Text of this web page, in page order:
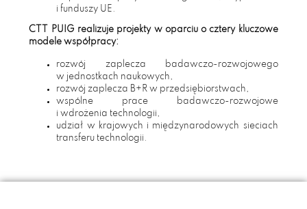
i funduszy UE.
CTT PUIG realizuje projekty w oparciu o cztery kluczowe
modele współpracy:
rozwój zaplecza badawczo-rozwojowego
w jednostkach naukowych,
rozwój zaplecza B+R w przedsiębiorstwach,
wspólne prace badawczo-rozwojowe
i wdrożenia technologii,
udział w krajowych i międzynarodowych sieciach
transferu technologii.